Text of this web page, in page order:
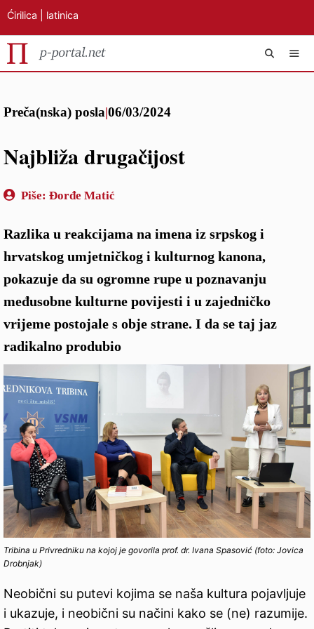
sadržaj
Ćirilica latinica
Preča(nska) posla|06/03/2024
Najbliža drugačijost
Piše: Đorđe Matić
Razlika u reakcijama na imena iz srpskog i
hrvatskog umjetničkog i kulturnog kanona,
pokazuje da su ogromne rupe u poznavanju
međusobne kulturne povijesti i u zajedničko
vrijeme postojale s obje strane. I da se taj jaz
radikalno produbio
Tribina u Privredniku na kojoj je govorila prof. dr. Ivana Spasović (foto: Jovica
Drobnjak)
Neobični su putevi kojima se naša kultura pojavljuje
i ukazuje, i neobični su načini kako se (ne) razumije.